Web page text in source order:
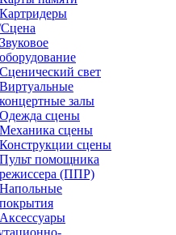
Картридеры
Звуковое
оборудование
Сценический свет
Виртуальные
концертные залы
Одежда сцены
Механика сцены
Конструкции сцены
Пульт помощника
режиссера (ППР)
Напольные
покрытия
Аксессуары